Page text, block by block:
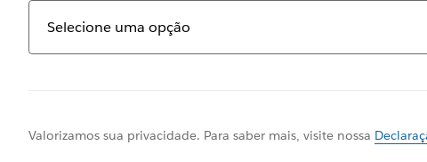
Valorizamos sua privacidade. Para saber mais, visite nossa